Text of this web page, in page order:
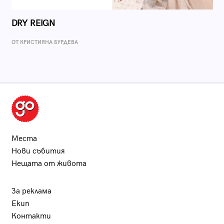
DRY REIGN
ОТ КРИСТИЯНА БУРДЕВА
Места
Нови събития
Нещата от живота
За реклама
Екип
Контакти